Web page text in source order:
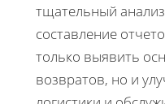
тщательный
составление
только выявить
возвратов, но и